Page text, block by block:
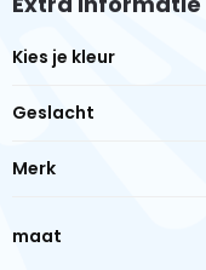
Kies je kleur
Geslacht
Merk
maat